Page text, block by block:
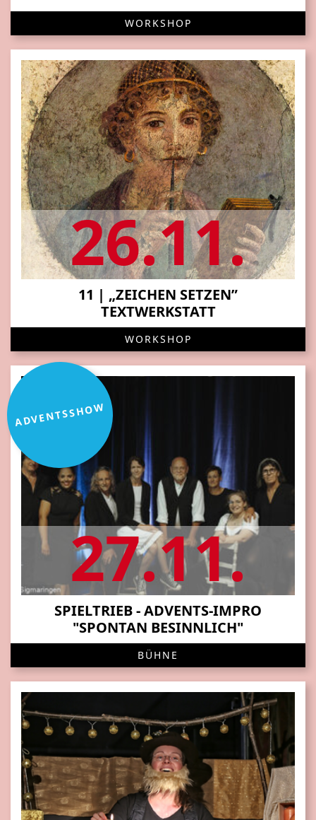
WORKSHOP
26.11.
11 | „ZEICHEN SETZEN”
TEXTWERKSTATT
WORKSHOP
ADVENTSSHOW
27.11.
SPIELTRIEB - ADVENTS-IMPRO
"SPONTAN BESINNLICH"
BÜHNE